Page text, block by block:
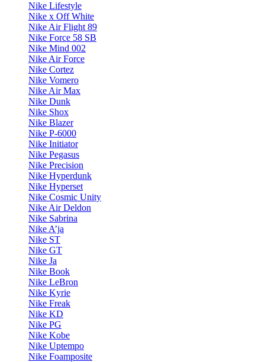
Nike Lifestyle
Nike x Off White
Nike Air Flight 89
Nike Force 58 SB
Nike Mind 002
Nike Air Force
Nike Cortez
Nike Vomero
Nike Air Max
Nike Dunk
Nike Shox
Nike Blazer
Nike P-6000
Nike Initiator
Nike Pegasus
Nike Precision
Nike Hyperdunk
Nike Hyperset
Nike Cosmic Unity
Nike Air Deldon
Nike Sabrina
Nike A’ja
Nike ST
Nike GT
Nike Ja
Nike Book
Nike LeBron
Nike Kyrie
Nike Freak
Nike KD
Nike PG
Nike Kobe
Nike Uptempo
Nike Foamposite